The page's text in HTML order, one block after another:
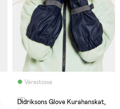
Varastossa
(6)
Didriksons Glove Kurahanskat,